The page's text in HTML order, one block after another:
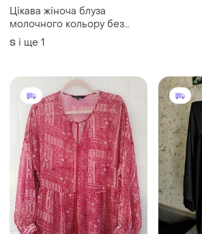
Цікава жіноча блуза
молочного кольору без
рукавів raw
S і ще 1